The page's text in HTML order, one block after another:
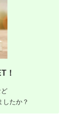
！
したか？